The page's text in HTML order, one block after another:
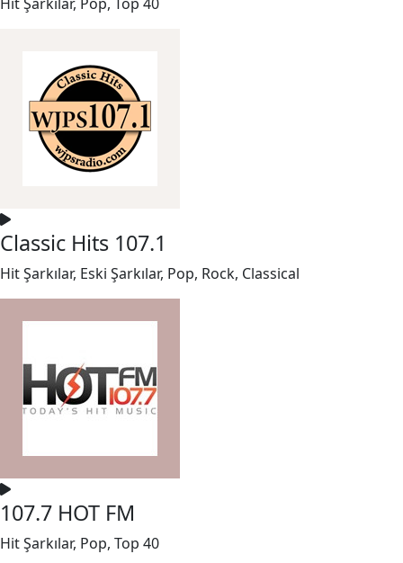
Classic Hits 107.1
Hit Şarkılar, Eski Şarkılar, Pop, Rock, Classical
107.7 HOT FM
Hit Şarkılar, Pop, Top 40